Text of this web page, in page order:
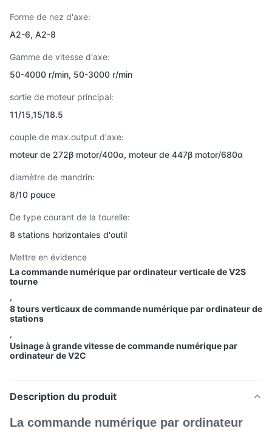
Forme de nez d'axe:
A2-6, A2-8
Gamme de vitesse d'axe:
50-4000 r/min, 50-3000 r/min
sortie de moteur principal:
11/15,15/18.5
couple de max.output d'axe:
moteur de 272β motor/400α, moteur de 447β motor/680α
diamètre de mandrin:
8/10 pouce
De type courant de la tourelle:
8 stations horizontales d'outil
Mettre en évidence
La commande numérique par ordinateur verticale de V2S
tourne
,
8 tours verticaux de commande numérique par ordinateur de
stations
,
Usinage à grande vitesse de commande numérique par
ordinateur de V2C
Description du produit
La commande numérique par ordinateur